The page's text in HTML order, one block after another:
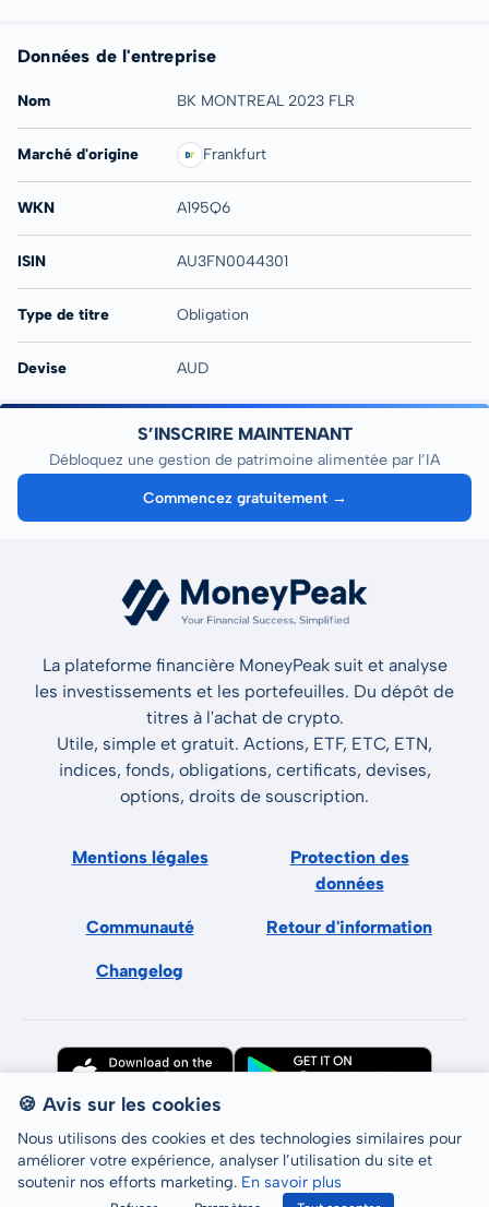
Données de l'entreprise
Nom BK MONTREAL 2023 FLR
Marché d'origine Frankfurt
WKN A195Q6
ISIN AU3FN0044301
Type de titre Obligation
Devise AUD
S’INSCRIRE MAINTENANT
Débloquez une gestion de patrimoine alimentée par l’IA
Commencez gratuitement →
La plateforme financière MoneyPeak suit et analyse
les investissements et les portefeuilles. Du dépôt de
titres à l'achat de crypto.
Utile, simple et gratuit. Actions, ETF, ETC, ETN,
indices, fonds, obligations, certificats, devises,
options, droits de souscription.
Mentions légales
Protection des
données
Communauté Retour d'information
Changelog
Tous droits réservés © LCP GmbH 2026
🍪 Avis sur les cookies
Nous utilisons des cookies et des technologies similaires pour
améliorer votre expérience, analyser l’utilisation du site et
soutenir nos efforts marketing. En savoir plus